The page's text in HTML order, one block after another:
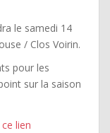
le samedi 14
/ Clos Voirin.
pour les
sur la saison
lien